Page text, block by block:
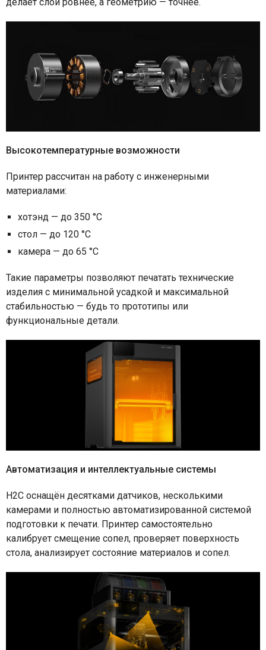
Высокотемпературные возможности
Принтер рассчитан на работу с инженерными
материалами:
хотэнд — до 350 °C
стол — до 120 °C
камера — до 65 °C
Такие параметры позволяют печатать технические
изделия с минимальной усадкой и максимальной
стабильностью — будь то прототипы или
функциональные детали.
Автоматизация и интеллектуальные системы
H2C оснащён десятками датчиков, несколькими
камерами и полностью автоматизированной системой
подготовки к печати. Принтер самостоятельно
калибрует смещение сопел, проверяет поверхность
стола, анализирует состояние материалов и сопел.